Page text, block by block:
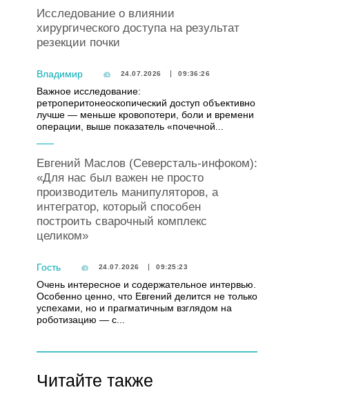
Исследование о влиянии
хирургического доступа на результат
резекции почки
Владимир 24.07.2026 09:36:26
Важное исследование:
ретроперитонеоскопический доступ объективно
лучше — меньше кровопотери, боли и времени
операции, выше показатель «почечной...
Евгений Маслов (Северсталь-инфоком):
«Для нас был важен не просто
производитель манипуляторов, а
интегратор, который способен
построить сварочный комплекс
целиком»
Гость 24.07.2026 09:25:23
Очень интересное и содержательное интервью.
Особенно ценно, что Евгений делится не только
успехами, но и прагматичным взглядом на
роботизацию — с...
Читайте также